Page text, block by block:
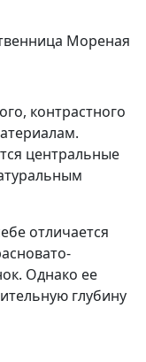
Мореная
контрастного
центральные
отличается
Однако ее
глубину